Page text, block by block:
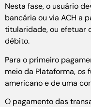
Nesta fase, o usuário
bancária ou via ACH a
titularidade, ou efetuar
débito.
Para o primeiro
meio da Plataforma, os
americano e de uma
O pagamento das